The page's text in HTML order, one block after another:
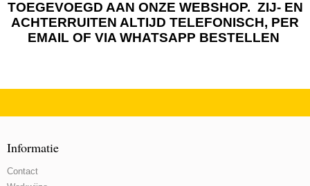
TOEGEVOEGD AAN ONZE WEBSHOP. ZIJ- EN
ACHTERRUITEN ALTIJD TELEFONISCH, PER
EMAIL OF VIA WHATSAPP BESTELLEN
Informatie
Contact